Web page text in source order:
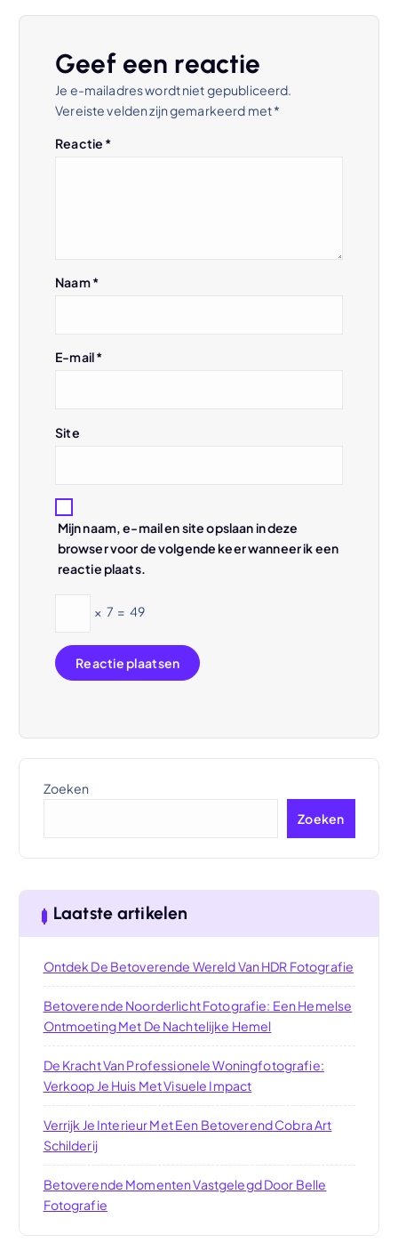
Geef een reactie
Je e-mailadres wordt niet gepubliceerd.
Vereiste velden zijn gemarkeerd met*
Reactie *
Naam*
E-mail*
Site
Mijn naam, e-mail en site opslaan in deze
browser voor de volgende keer wanneer ik een
reactie plaats.
× 7 = 49
Zoeken
Zoeken
Laatste artikelen
Ontdek De Betoverende Wereld Van HDR Fotografie
Betoverende Noorderlicht Fotografie: Een Hemelse
Ontmoeting Met De Nachtelijke Hemel
De Kracht Van Professionele Woningfotografie:
Verkoop Je Huis Met Visuele Impact
Verrijk Je Interieur Met Een Betoverend Cobra Art
Schilderij
Betoverende Momenten Vastgelegd Door Belle
Fotografie